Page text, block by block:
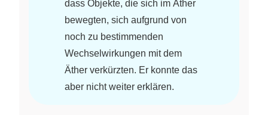
dass Objekte, die sich im Äther
bewegten, sich aufgrund von
noch zu bestimmenden
Wechselwirkungen mit dem
Äther verkürzten. Er konnte das
aber nicht weiter erklären.